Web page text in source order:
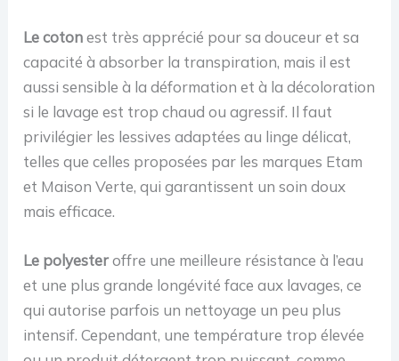
Le cotonest très apprécié pour sa douceur et sa
capacité à absorber la transpiration, mais il est
aussi sensible à la déformation et à la décoloration
si le lavage est trop chaud ou agressif. Il faut
privilégier les lessives adaptées au linge délicat,
telles que celles proposées par les marques Etam
et Maison Verte, qui garantissent un soin doux
mais efficace.
Le polyesteroffre une meilleure résistance à l’eau
et une plus grande longévité face aux lavages, ce
qui autorise parfois un nettoyage un peu plus
intensif. Cependant, une température trop élevée